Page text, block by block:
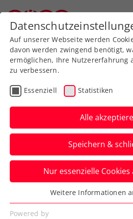
Zurück zur Newsübersicht
Davis Cup
„Das wäre
Melzer träumt
Cup-Coup
Der Niederösterreicher
klare Marschroute, wie
gelingen soll.
Verfasst von: Manuel Wachta,
Auf unserer Webseite werden
davon werden zwingend benötigt,
ermöglichen, Ihre Nutzererfahrung
zu verbessern.
Essenziell Statistiken
Alle
Speichern &
Nur essenzielle
Essenziell
Essenzielle Cookies werden für
Weitere Informationen
Powered by